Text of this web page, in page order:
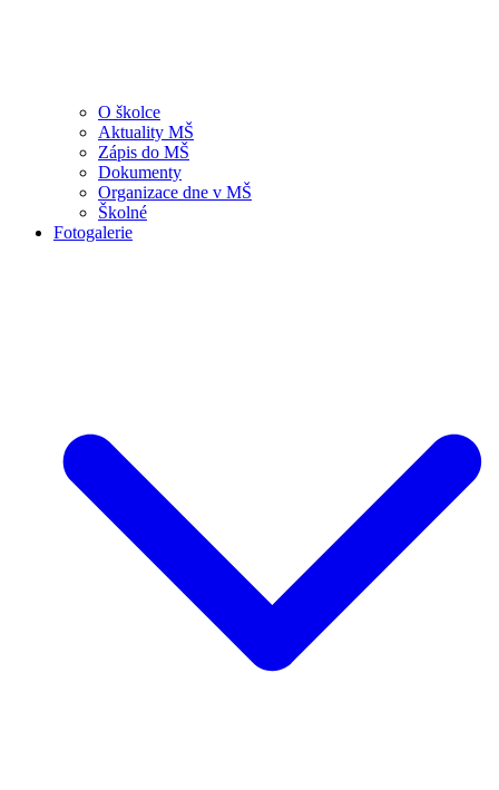
O školce
Aktuality MŠ
Zápis do MŠ
Dokumenty
Organizace dne v MŠ
Školné
Fotogalerie